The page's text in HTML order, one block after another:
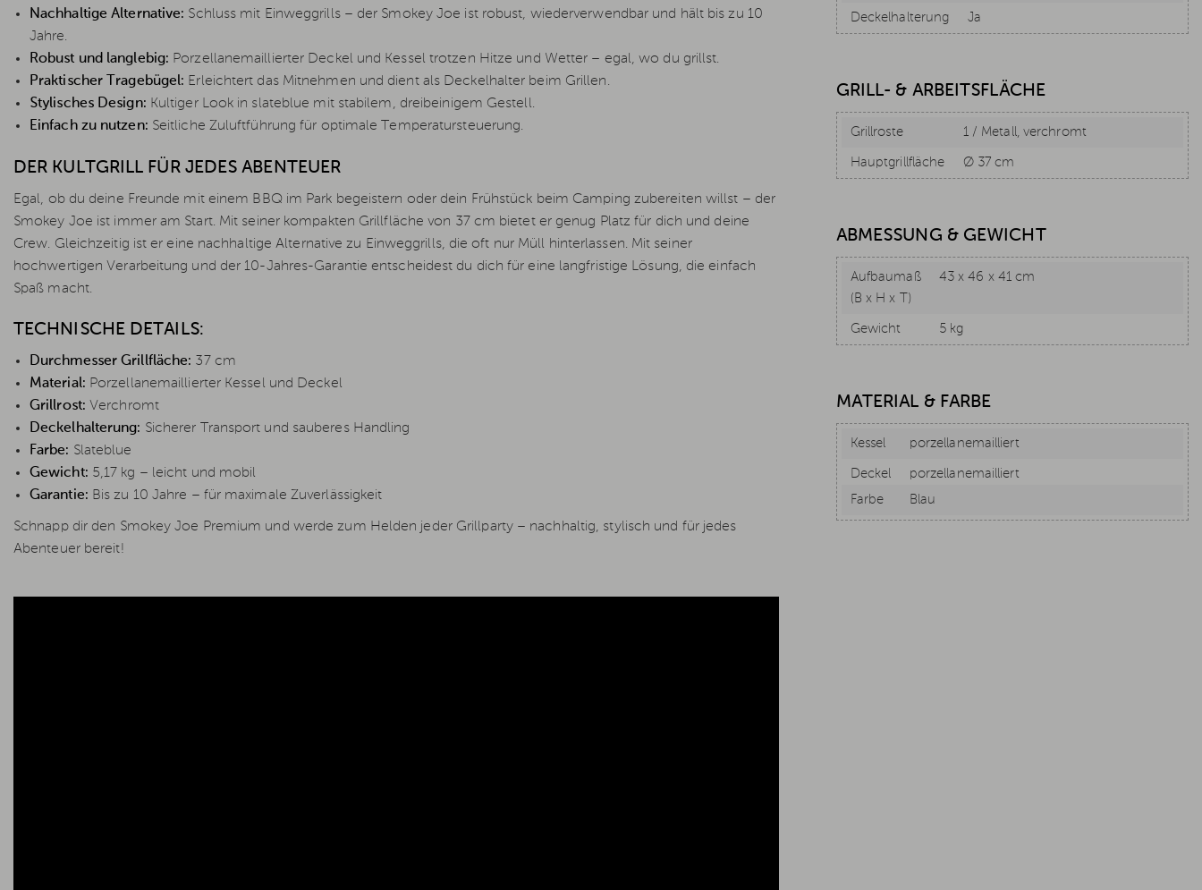
Nachhaltige Alternative: Schluss mit Einweggrills – der Smokey Joe ist robust, wiederverwendbar und hält bis zu 10
Jahre.
Robust und langlebig: Porzellanemaillierter Deckel und Kessel trotzen Hitze und Wetter – egal, wo du grillst.
Praktischer Tragebügel: Erleichtert das Mitnehmen und dient als Deckelhalter beim Grillen.
Stylisches Design: Kultiger Look in slateblue mit stabilem, dreibeinigem Gestell.
Einfach zu nutzen: Seitliche Zuluftführung für optimale Temperatursteuerung.
DER KULTGRILL FÜR JEDES ABENTEUER
Egal, ob du deine Freunde mit einem BBQ im Park begeistern oder dein Frühstück beim Camping zubereiten willst – der
Smokey Joe ist immer am Start. Mit seiner kompakten Grillfläche von 37 cm bietet er genug Platz für dich und deine
Crew. Gleichzeitig ist er eine nachhaltige Alternative zu Einweggrills, die oft nur Müll hinterlassen. Mit seiner
hochwertigen Verarbeitung und der 10-Jahres-Garantie entscheidest du dich für eine langfristige Lösung, die einfach
Spaß macht.
TECHNISCHE DETAILS:
Durchmesser Grillfläche: 37 cm
Material: Porzellanemaillierter Kessel und Deckel
Grillrost: Verchromt
Deckelhalterung: Sicherer Transport und sauberes Handling
Farbe: Slateblue
Gewicht: 5,17 kg – leicht und mobil
Garantie: Bis zu 10 Jahre – für maximale Zuverlässigkeit
Schnapp dir den Smokey Joe Premium und werde zum Helden jeder Grillparty – nachhaltig, stylisch und für jedes
Abenteuer bereit!
Deckelhalterung Ja
GRILL- & ARBEITSFLÄCHE
Grillroste 1 / Metall, verchromt
Hauptgrillfläche Ø 37 cm
ABMESSUNG & GEWICHT
Aufbaumaß
(B x H x T)
43 x 46 x 41 cm
Gewicht 5 kg
MATERIAL & FARBE
Kessel porzellanemailliert
Deckel
porzellanemailliert
Farbe
Blau